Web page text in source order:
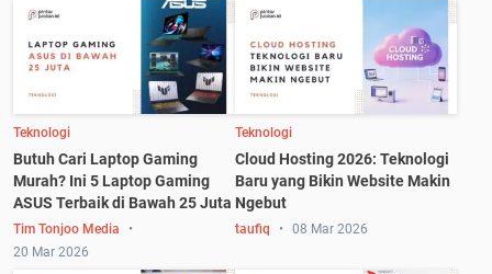
Teknologi
Butuh Cari Laptop Gaming
Murah? Ini 5 Laptop Gaming
ASUS Terbaik di Bawah 25 Juta
Tim Tonjoo Media
20 Mar 2026
Teknologi
Cloud Hosting 2026: Teknologi
Baru yang Bikin Website Makin
Ngebut
taufiq 08 Mar 2026